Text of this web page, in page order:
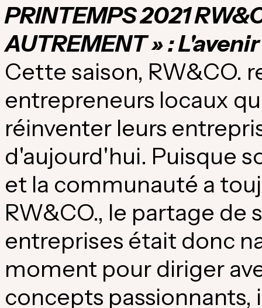
PRINTEMPS 2021
AUTREMENT » :
Cette saison, RW&CO.
entrepreneurs locaux
réinventer leurs
d'aujourd'hui. Puisque
et la communauté a
RW&CO., le partage de
entreprises était donc
moment pour diriger
concepts